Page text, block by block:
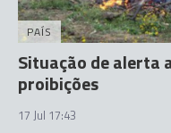
PAÍS
Situação de alerta
proibições
17 Jul 17:43